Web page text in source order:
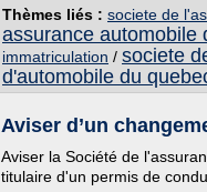
Thèmes liés : societe de
assurance automobile
immatriculation / societe
d'automobile du
Aviser d’un
Aviser la Société de
titulaire d'un permis de